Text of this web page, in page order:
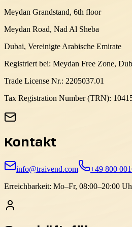
Meydan Grandstand, 6th floor
Meydan Road, Nad Al Sheba
Dubai, Vereinigte Arabische Emirate
Registriert bei: Meydan Free Zone,
Trade License Nr.: 2205037.01
Tax Registration Number (TRN):
Kontakt
info@traivend.com +49 800
Erreichbarkeit: Mo–Fr, 08:00–20:00